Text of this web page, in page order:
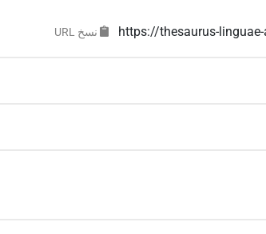
https://thesaurus- نسخ‏ ‏URL